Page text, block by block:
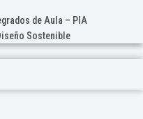
de Aula – PIA
Sostenible